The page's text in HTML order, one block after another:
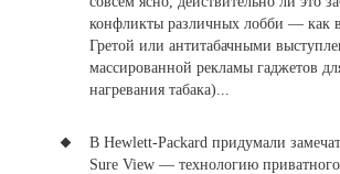
конфликты различных лобби — как в
Гретой или антитабачными
массированной рекламы гаджетов
нагревания табака)...
В Hewlett-Packard придумали
Sure View — технологию